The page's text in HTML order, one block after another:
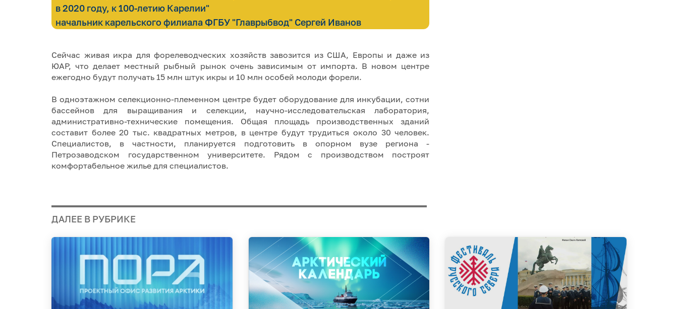
в 2020 году, к 100-летию Карелии"
начальник карельского филиала ФГБУ "Главрыбвод" Сергей Иванов
Сейчас живая икра для форелеводческих хозяйств завозится из США, Европы и даже из
ЮАР, что делает местный рыбный рынок очень зависимым от импорта. В новом центре
ежегодно будут получать 15 млн штук икры и 10 млн особей молоди форели.
В одноэтажном селекционно-племенном центре будет оборудование для инкубации, сотни
бассейнов для выращивания и селекции, научно-исследовательская лаборатория,
административно-технические помещения. Общая площадь производственных зданий
составит более 20 тыc. квадратных метров, в центре будут трудиться около 30 человек.
Специалистов, в частности, планируется подготовить в опорном вузе региона -
Петрозаводском государственном университете. Рядом с производством построят
комфортабельное жилье для специалистов.
ДАЛЕЕ В РУБРИКЕ